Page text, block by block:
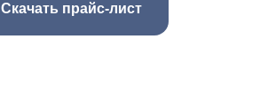
Скачать прайс-лист